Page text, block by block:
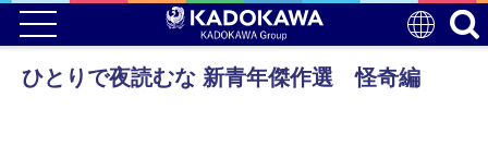
ひとりで夜読むな 新青年傑作選 怪奇編